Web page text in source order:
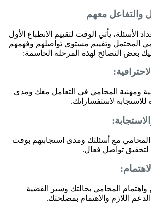
والتفاعل معهم
الأسئلة، يأتي الوقت لتقييم الانطباع الأول
المحتمل وتقييم مستوى تواصلهم وفهمهم
إليك بعض النصائح لهذه المرحلة الحاسمة:
ومهنية المحامي في التعامل معك ومدى
لاستفساراتك.
المحامي مع أسئلتك ومدى استجابتهم بوقت
تواصل فعال.
واهتمام المحامي بحالتك وسير القضية
اللازم والاهتمام بمصلحتك.